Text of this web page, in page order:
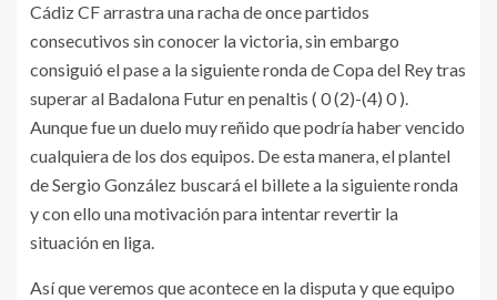
Cádiz CF arrastra una racha de once partidos
consecutivos sin conocer la victoria, sin embargo
consiguió el pase a la siguiente ronda de Copa del Rey tras
superar al Badalona Futur en penaltis ( 0 (2)-(4) 0 ).
Aunque fue un duelo muy reñido que podría haber vencido
cualquiera de los dos equipos. De esta manera, el plantel
de Sergio González buscará el billete a la siguiente ronda
y con ello una motivación para intentar revertir la
situación en liga.
Así que veremos que acontece en la disputa y que equipo